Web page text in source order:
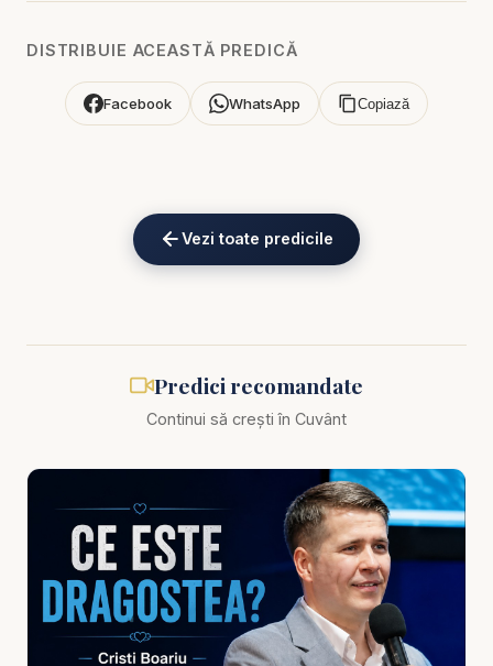
despre iertare, curățire și neprihănirea oferită de
prin pocăință și credință în jertfa Mântuitorului.
Dumnezeu privește dincolo de cuvinte, poziții și
reputație. El cercetează gândurile, motivațiile,
alegerile ascunse și felul în care trăim atunci când
nimeni nu ne vede. Curăția adevărată începe în
Lumea murdară nu este doar mediul exterior, ci și
sistemul de valori care promovează egoismul,
imoralitatea, minciuna, lăcomia și lipsa respectului
față de Dumnezeu. Credinciosul este chemat să
trăiască în această lume fără să preia spiritul ei. El
DISTRIBUIE ACEASTĂ PREDICĂ
Facebook WhatsApp Copiază
Vezi toate predicile
Predici recomandate
Continui să crești în Cuvânt